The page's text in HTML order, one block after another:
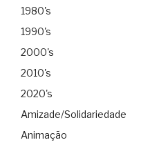
1980's
1990's
2000's
2010's
2020's
Amizade/Solidariedade
Animação